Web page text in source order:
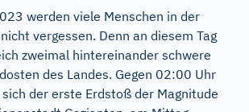
werden viele Menschen in der
vergessen. Denn an diesem Tag
zweimal hintereinander schwere
des Landes. Gegen 02:00 Uhr
der erste Erdstoß der Magnitude